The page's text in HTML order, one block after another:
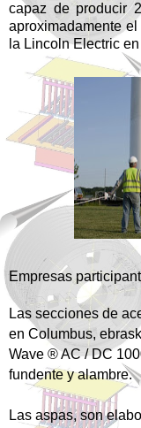
capaz de producir
aproximadamente
la Lincoln Electric
Empresas
Las secciones de
en Columbus,
Wave ® AC / DC
fundente y alambre.
Las aspas, son